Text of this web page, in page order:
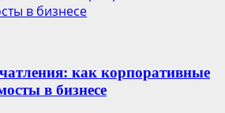
в бизнесе
как корпоративные
в бизнесе